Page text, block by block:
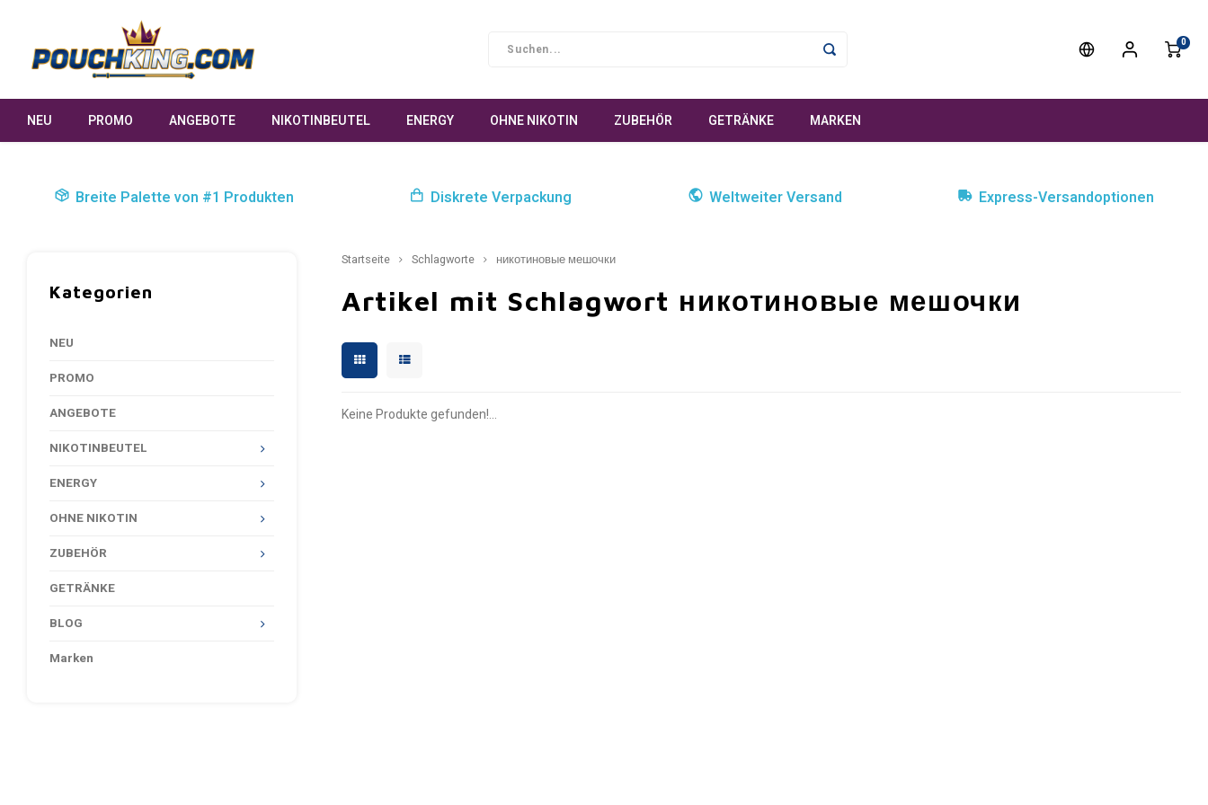
0
NEU PROMO ANGEBOTE NIKOTINBEUTEL ENERGY OHNE NIKOTIN ZUBEHÖR GETRÄNKE MARKEN
Breite Palette von #1 Produkten Diskrete Verpackung Weltweiter Versand Express-Versandoptionen
Kategorien
NEU
PROMO
ANGEBOTE
NIKOTINBEUTEL
ENERGY
OHNE NIKOTIN
ZUBEHÖR
GETRÄNKE
BLOG
Marken
Startseite Schlagworte никотиновые мешочки
Artikel mit Schlagwort никотиновые мешочки
Keine Produkte gefunden!...